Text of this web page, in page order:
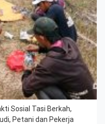
Sosial Tasi Berkah,
Petani dan Pekerja